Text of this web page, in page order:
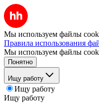
Мы используем файлы
Правила использования
Мы используем файлы
Понятно
Ищу работу
Ищу работу
Ищу работу